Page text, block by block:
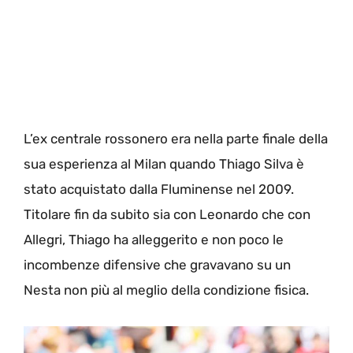
L’ex centrale rossonero era nella parte finale della
sua esperienza al Milan quando Thiago Silva è
stato acquistato dalla Fluminense nel 2009.
Titolare fin da subito sia con Leonardo che con
Allegri, Thiago ha alleggerito e non poco le
incombenze difensive che gravavano su un
Nesta non più al meglio della condizione fisica.